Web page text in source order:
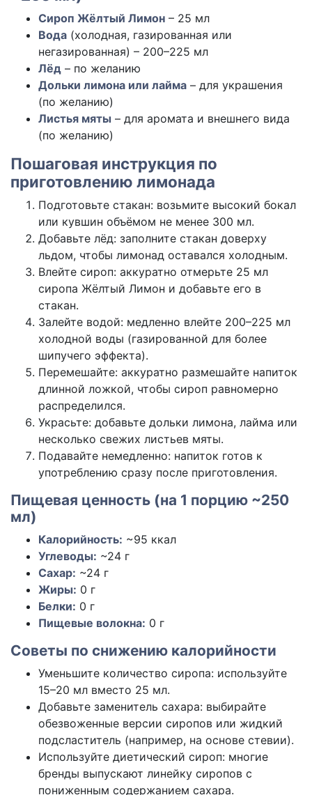
Сироп Жёлтый Лимон – 25 мл
Вода (холодная, газированная или
негазированная) – 200–225 мл
Лёд – по желанию
Дольки лимона или лайма – для украшения
(по желанию)
Листья мяты – для аромата и внешнего вида
(по желанию)
Пошаговая инструкция по
приготовлению лимонада
Подготовьте стакан: возьмите высокий бокал
или кувшин объёмом не менее 300 мл.
Добавьте лёд: заполните стакан доверху
льдом, чтобы лимонад оставался холодным.
Влейте сироп: аккуратно отмерьте 25 мл
сиропа Жёлтый Лимон и добавьте его в
стакан.
Залейте водой: медленно влейте 200–225 мл
холодной воды (газированной для более
шипучего эффекта).
Перемешайте: аккуратно размешайте напиток
длинной ложкой, чтобы сироп равномерно
распределился.
Украсьте: добавьте дольки лимона, лайма или
несколько свежих листьев мяты.
Подавайте немедленно: напиток готов к
употреблению сразу после приготовления.
Пищевая ценность (на 1 порцию ~250
мл)
Калорийность: ~95 ккал
Углеводы: ~24 г
Сахар: ~24 г
Жиры: 0 г
Белки: 0 г
Пищевые волокна: 0 г
Советы по снижению калорийности
Уменьшите количество сиропа: используйте
15–20 мл вместо 25 мл.
Добавьте заменитель сахара: выбирайте
обезвоженные версии сиропов или жидкий
подсластитель (например, на основе стевии).
Используйте диетический сироп: многие
бренды выпускают линейку сиропов с
пониженным содержанием сахара.